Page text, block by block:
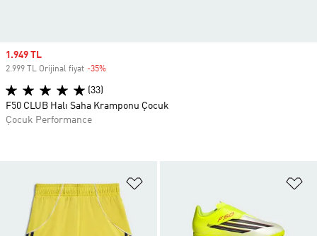
Sale price
1.949 TL
2.999 TL Orijinal fiyat -35%
(33)
F50 CLUB Halı Saha Kramponu Çocuk
Çocuk Performance